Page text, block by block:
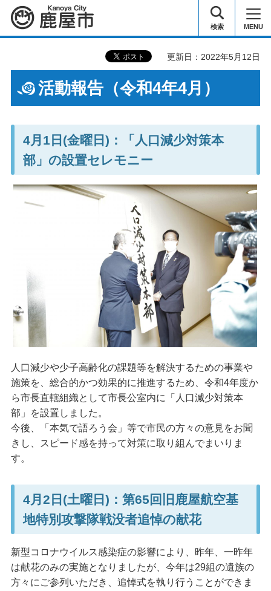
鹿屋市 検索 MENU
更新日：2022年5月12日
活動報告（令和4年4月）
4月1日(金曜日)：「人口減少対策本
部」の設置セレモニー
人口減少や少子高齢化の課題等を解決するための事業や
施策を、総合的かつ効果的に推進するため、令和4年度か
ら市長直轄組織として市長公室内に「人口減少対策本
部」を設置しました。
今後、「本気で語ろう会」等で市民の方々の意見をお聞
きし、スピード感を持って対策に取り組んでまいりま
す。
4月2日(土曜日)：第65回旧鹿屋航空基
地特別攻撃隊戦没者追悼の献花
新型コロナウイルス感染症の影響により、昨年、一昨年
は献花のみの実施となりましたが、今年は29組の遺族の
方々にご参列いただき、追悼式を執り行うことができま